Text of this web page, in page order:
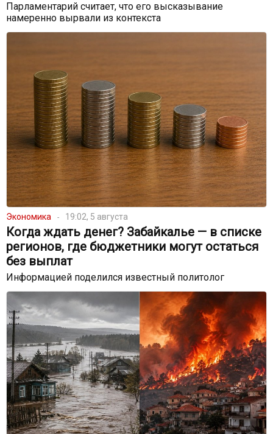
Парламентарий считает, что его высказывание
намеренно вырвали из контекста
Экономика 19:02, 5 августа
Когда ждать денег? Забайкалье — в списке
регионов, где бюджетники могут остаться
без выплат
Информацией поделился известный политолог